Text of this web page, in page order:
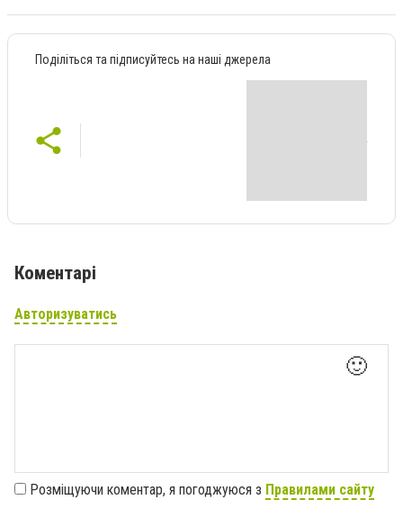
Поділіться та підписуйтесь на наші джерела
Коментарі
Авторизуватись
🙂
Розміщуючи коментар, я погоджуюся з Правилами сайту